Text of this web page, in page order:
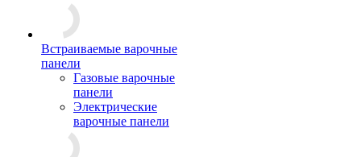
Встраиваемые варочные
панели
Газовые варочные
панели
Электрические
варочные панели